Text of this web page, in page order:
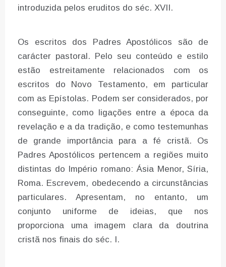
introduzida pelos eruditos do séc. XVII.
Os escritos dos Padres Apostólicos são de
carácter pastoral. Pelo seu conteúdo e estilo
estão estreitamente relacionados com os
escritos do Novo Testamento, em particular
com as Epístolas. Podem ser considerados, por
conseguinte, como ligações entre a época da
revelação e a da tradição, e como testemunhas
de grande importância para a fé cristã. Os
Padres Apostólicos pertencem a regiões muito
distintas do Império romano: Ásia Menor, Síria,
Roma. Escrevem, obedecendo a circunstâncias
particulares. Apresentam, no entanto, um
conjunto uniforme de ideias, que nos
proporciona uma imagem clara da doutrina
cristã nos finais do séc. I.